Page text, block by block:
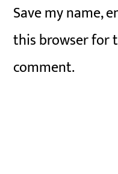
Save my name,
this browser for
comment.